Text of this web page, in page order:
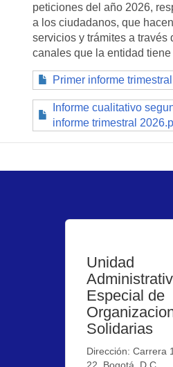
peticiones del año 2026,
a los ciudadanos, que
servicios y trámites a través
canales que la entidad
Primer informe
Informe cualitativo
informe trimestral
Unidad
Especial de
Solidarias
Dirección: Carrera
22, Bogotá, D.C.